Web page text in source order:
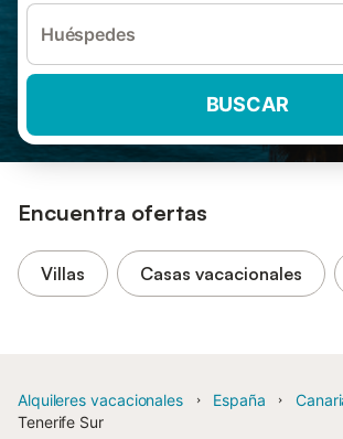
Huéspedes
BUSCAR
Encuentra ofertas
Villas Casas vacacionales
Alquileres vacacionales España
Tenerife Sur